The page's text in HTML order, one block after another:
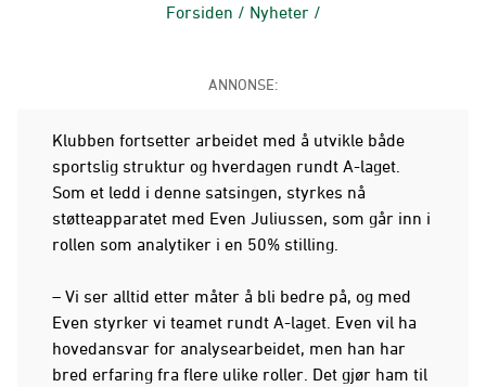
Forsiden / Nyheter /
ANNONSE:
Klubben fortsetter arbeidet med å utvikle både
sportslig struktur og hverdagen rundt A-laget.
Som et ledd i denne satsingen, styrkes nå
støtteapparatet med Even Juliussen, som går inn i
rollen som analytiker i en 50% stilling.
– Vi ser alltid etter måter å bli bedre på, og med
Even styrker vi teamet rundt A-laget. Even vil ha
hovedansvar for analysearbeidet, men han har
bred erfaring fra flere ulike roller. Det gjør ham til